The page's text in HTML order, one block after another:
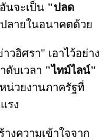
นจะเป็น "ปลด
ลายในอนาคตด้วย
อิศรา" เอาไว้อย่าง
ดับเวลา "ไทม์ไลน์"
น่วยงานภาครัฐที่
รง
งความเข้าใจจาก